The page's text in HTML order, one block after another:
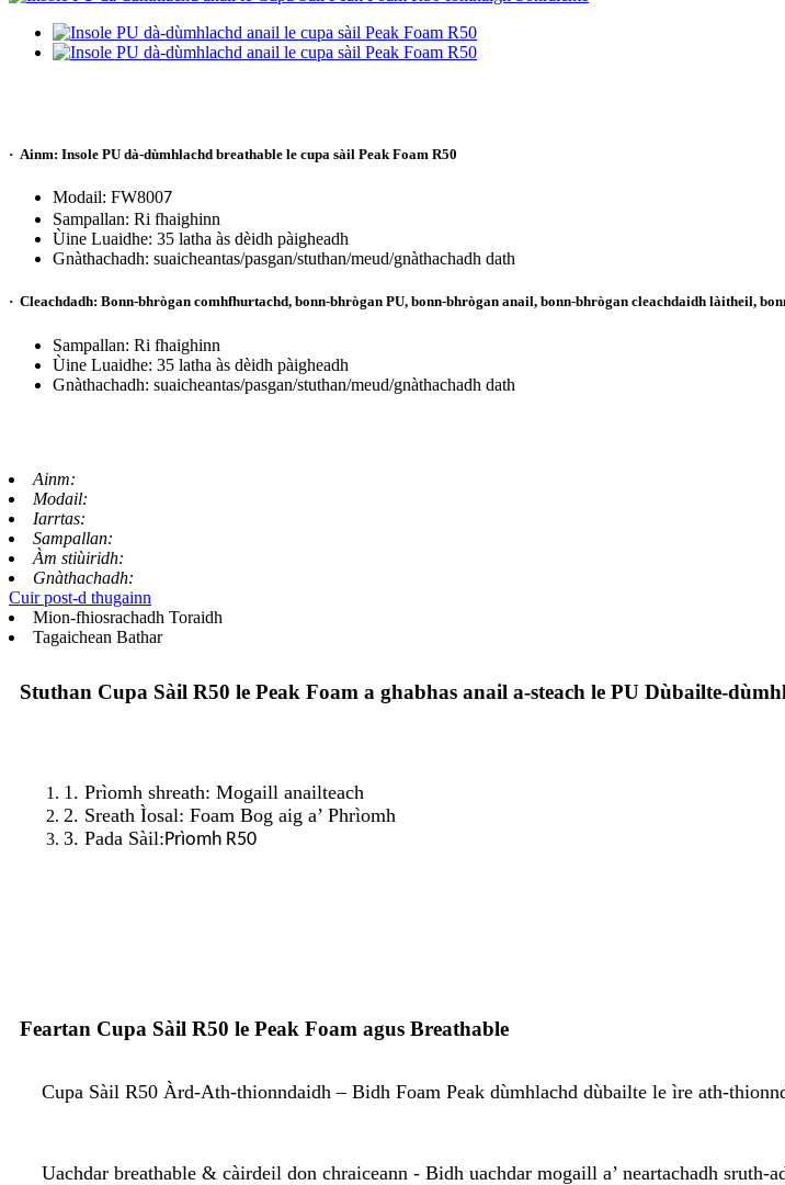
· Ainm: Insole PU dà-dùmhlachd breathable le cupa sàil Peak Foam R50
Modail: FW8007
Sampallan: Ri fhaighinn
Ùine Luaidhe: 35 latha às dèidh pàigheadh
Gnàthachadh: suaicheantas/pasgan/stuthan/meud/gnàthachadh dath
· Cleachdadh: Bonn-bhrògan comhfhurtachd, bonn-bhrògan PU, bonn-bhrògan anail, bonn-bhrògan cleachdaidh làitheil,
Sampallan: Ri fhaighinn
Ùine Luaidhe: 35 latha às dèidh pàigheadh
Gnàthachadh: suaicheantas/pasgan/stuthan/meud/gnàthachadh dath
Ainm:
Modail:
Iarrtas:
Sampallan:
Àm stiùiridh:
Gnàthachadh:
Cuir post-d thugainn
Mion-fhiosrachadh Toraidh
Tagaichean Bathar
Stuthan Cupa Sàil R50 le Peak Foam a ghabhas anail a-steach le PU Dùbailte-
1. Prìomh shreath: Mogaill anailteach
2. Sreath Ìosal: Foam Bog aig a’ Phrìomh
3. Pada Sàil:Prìomh R50
Feartan Cupa Sàil R50 le Peak Foam agus Breathable
Cupa Sàil R50 Àrd-Ath-thionndaidh – Bidh Foam Peak dùmhlachd dùbailte le ìre ath-
Uachdar breathable & càirdeil don chraiceann - Bidh uachdar mogaill a’ neartachadh